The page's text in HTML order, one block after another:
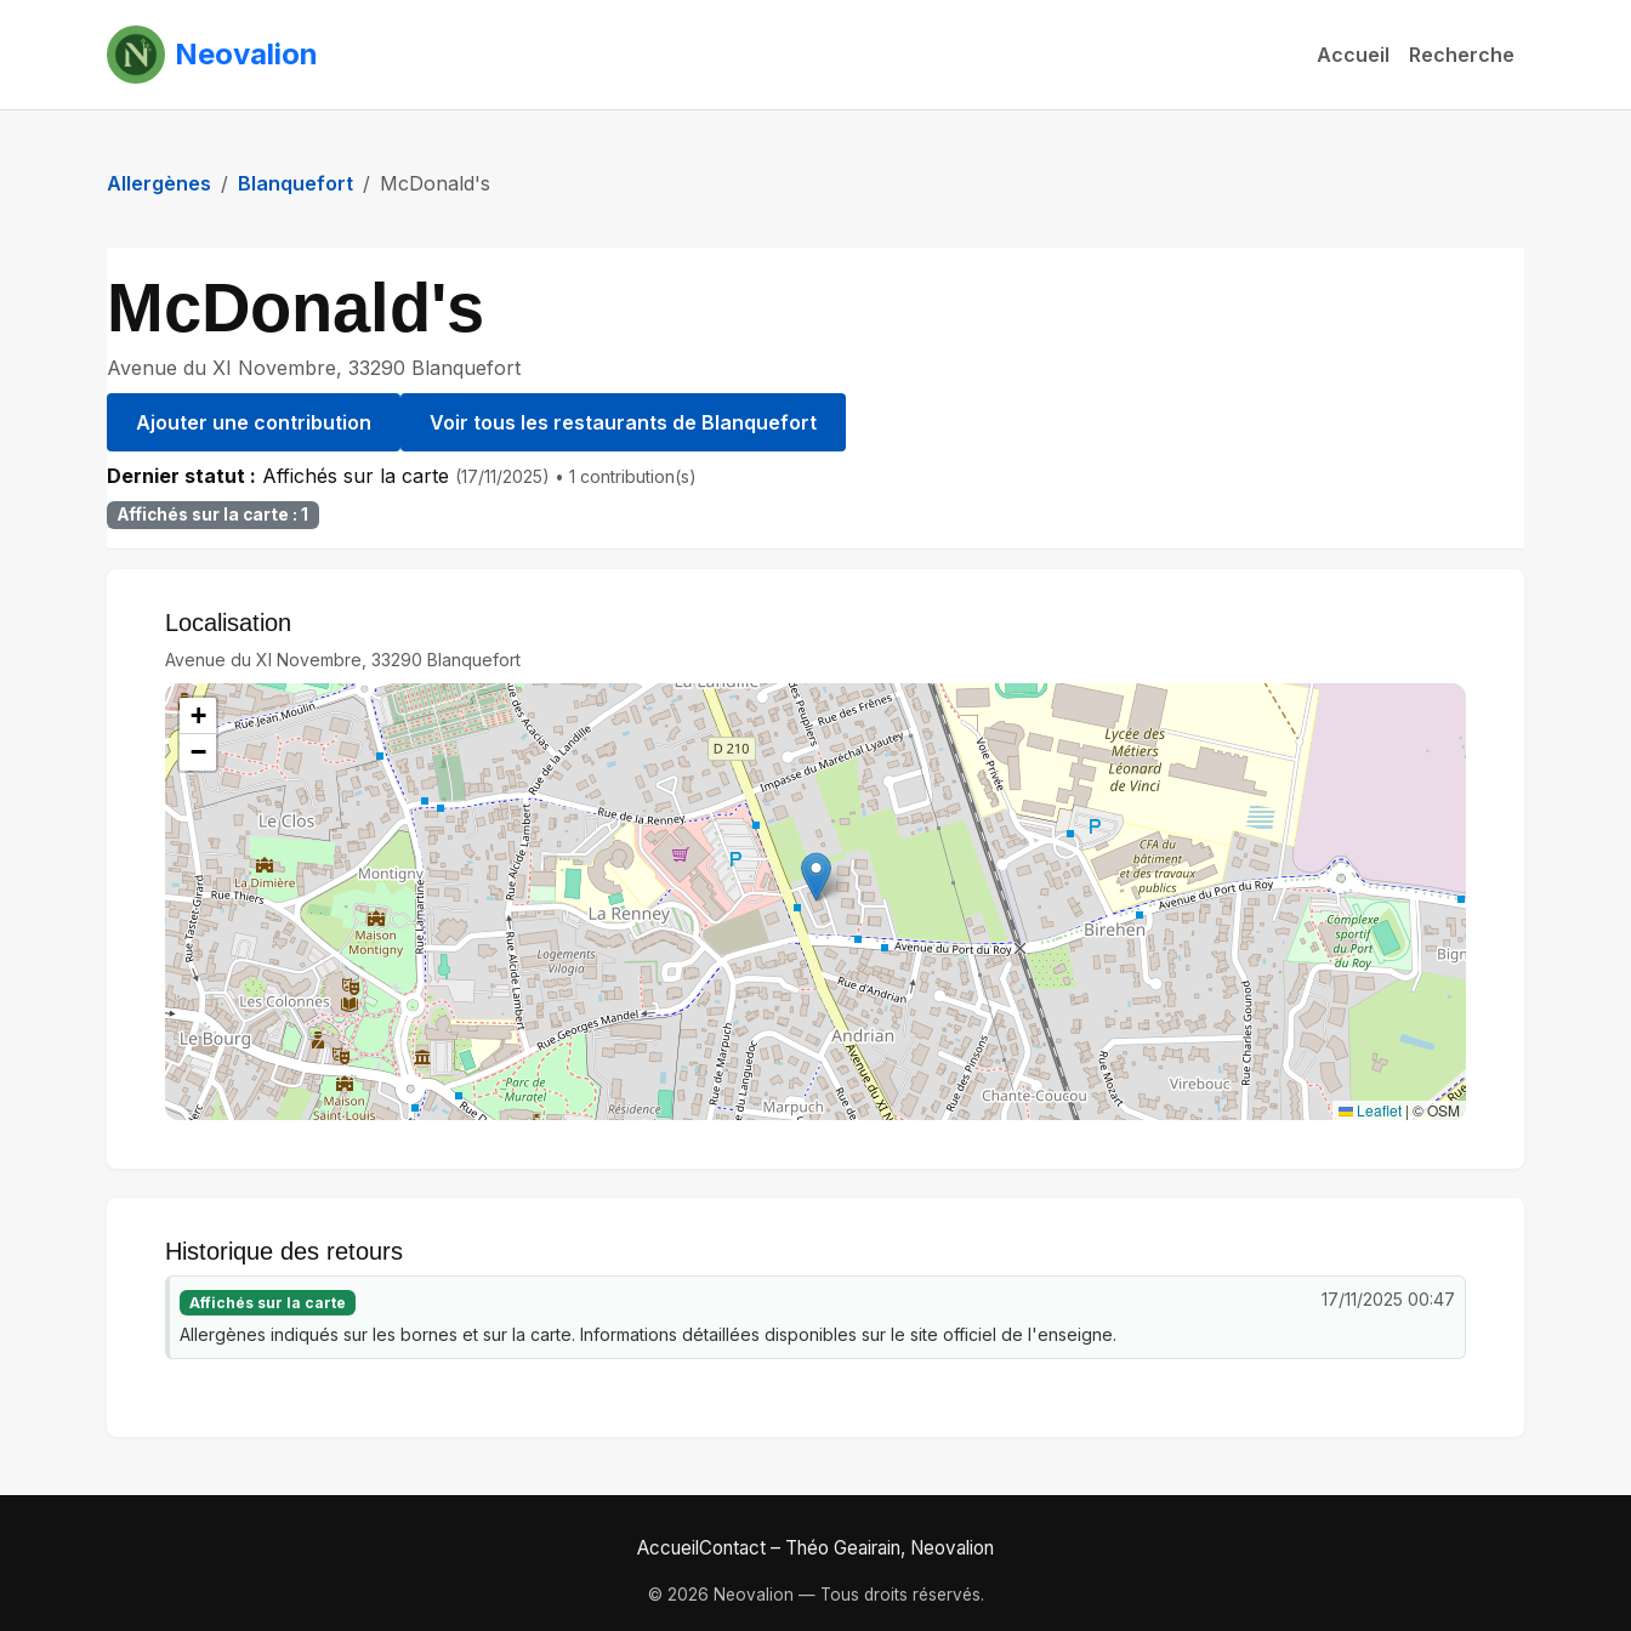
Neovalion Accueil Recherche
Allergènes Blanquefort McDonald's
McDonald's
Avenue du XI Novembre, 33290 Blanquefort
Ajouter une contribution Voir tous les restaurants de Blanquefort
Dernier statut : Affichés sur la carte (17/11/2025) • 1 contribution(s)
Affichés sur la carte : 1
Localisation
Avenue du XI Novembre, 33290 Blanquefort
+
−
Leaflet | © OSM
Historique des retours
Affichés sur la carte
17/11/2025 00:47
Allergènes indiqués sur les bornes et sur la carte. Informations détaillées disponibles sur le site officiel de l'enseigne.
AccueilContact – Théo Geairain, Neovalion
© 2026 Neovalion — Tous droits réservés.